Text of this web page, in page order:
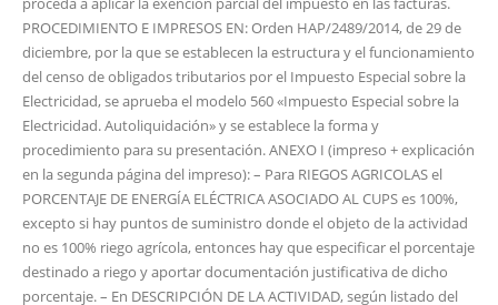
PROCEDIMIENTO E IMPRESOS EN: Orden HAP/2489/2014, de 29 de
diciembre, por la que se establecen la estructura y el funcionamiento
del censo de obligados tributarios por el Impuesto Especial sobre la
Electricidad, se aprueba el modelo 560 «Impuesto Especial sobre la
Electricidad. Autoliquidación» y se establece la forma y
procedimiento para su presentación. ANEXO I (impreso + explicación
en la segunda página del impreso): – Para RIEGOS AGRICOLAS el
PORCENTAJE DE ENERGÍA ELÉCTRICA ASOCIADO AL CUPS es 100%,
excepto si hay puntos de suministro donde el objeto de la actividad
no es 100% riego agrícola, entonces hay que especificar el porcentaje
destinado a riego y aportar documentación justificativa de dicho
porcentaje. – En DESCRIPCIÓN DE LA ACTIVIDAD, según listado del